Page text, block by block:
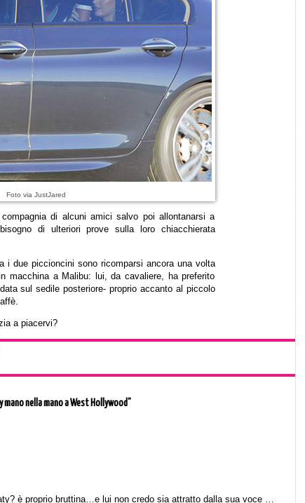
Foto via JustJared
di alcuni amici salvo poi allontanarsi a
di ulteriori prove sulla loro chiacchierata
i due piccioncini sono ricomparsi ancora una volta
macchina a Malibu: lui, da cavaliere, ha preferito
sul sedile posteriore- proprio accanto al piccolo
a piacervi?
mano nella mano a West Hollywood”
è proprio bruttina…e lui non credo sia attratto dalla sua voce …